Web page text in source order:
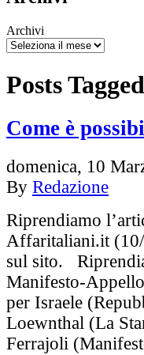
Archivi
Posts
Come è
domenica, 10
By Redazione
Riprendiamo
Affaritaliani.it (10/
sul sito.
Manifesto-
per Israele
Loewnthal (La
Ferrajoli